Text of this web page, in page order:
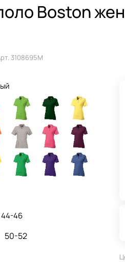
Boston
3108695M
44-46
50-52